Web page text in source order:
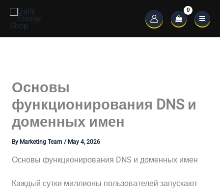
content
Main
Menu
Основы
функционирования DNS и
доменных имен
By Marketing Team / May 4, 2026
Основы функционирования DNS и доменных имен
Каждый сутки миллионы пользователей запускают